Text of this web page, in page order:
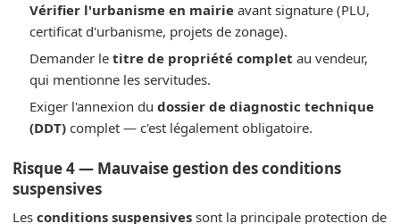
Vérifier l'urbanisme en mairieavant signature (PLU,
certificat d'urbanisme, projets de zonage).
Demander le titre de propriété complet au vendeur,
qui mentionne les servitudes.
Exiger l'annexion du dossier de diagnostic technique
(DDT)complet — c'est légalement obligatoire.
Risque 4 — Mauvaise gestion des conditions
suspensives
Les conditions suspensives sont la principale protection de